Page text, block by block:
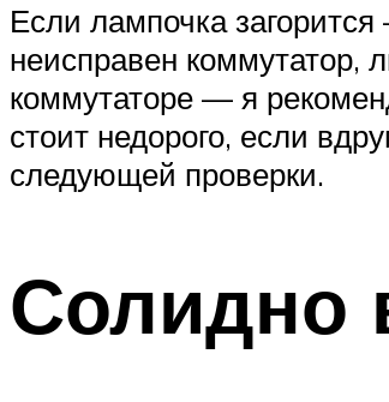
Если лампочка
неисправен коммутатор,
коммутаторе — я
стоит недорого, если
следующей проверки.
Солидно